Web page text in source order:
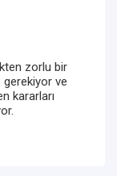
zorlu bir
ve
kararları